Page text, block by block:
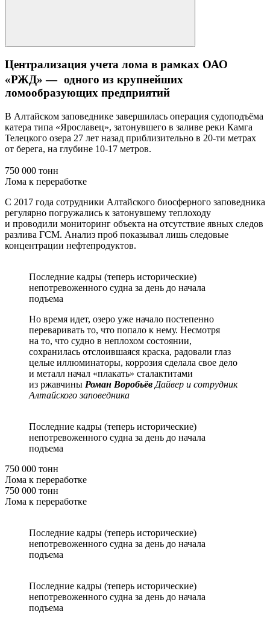
Централизация учета лома в рамках ОАО
«РЖД» — одного из крупнейших
ломообразующих предприятий
В Алтайском заповеднике завершилась операция судоподъёма
катера типа «Ярославец», затонувшего в заливе реки Камга
Телецкого озера 27 лет назад приблизительно в 20-ти метрах
от берега, на глубине 10-17 метров.
750 000 тонн
Лома к переработке
С 2017 года сотрудники Алтайского биосферного заповедника
регулярно погружались к затонувшему теплоходу
и проводили мониторинг объекта на отсутствие явных следов
разлива ГСМ. Анализ проб показывал лишь следовые
концентрации нефтепродуктов.
Последние кадры (теперь исторические)
непотревоженного судна за день до начала
подъема
Но время идет, озеро уже начало постепенно
переваривать то, что попало к нему. Несмотря
на то, что судно в неплохом состоянии,
сохранилась отслоившаяся краска, радовали глаз
целые иллюминаторы, коррозия сделала свое дело
и металл начал «плакать» сталактитами
из ржавчины Роман Воробьёв Дайвер и сотрудник
Алтайского заповедника
Последние кадры (теперь исторические)
непотревоженного судна за день до начала
подъема
750 000 тонн
Лома к переработке
750 000 тонн
Лома к переработке
Последние кадры (теперь исторические)
непотревоженного судна за день до начала
подъема
Последние кадры (теперь исторические)
непотревоженного судна за день до начала
подъема